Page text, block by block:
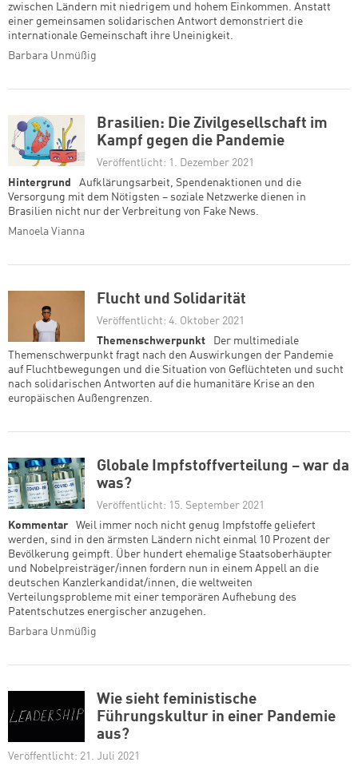
zwischen Ländern mit niedrigem und hohem Einkommen. Anstatt
einer gemeinsamen solidarischen Antwort demonstriert die
internationale Gemeinschaft ihre Uneinigkeit.
Barbara Unmüßig
Brasilien: Die Zivilgesellschaft im
Kampf gegen die Pandemie
Veröffentlicht: 1. Dezember 2021
Hintergrund
Aufklärungsarbeit, Spendenaktionen und die
Versorgung mit dem Nötigsten – soziale Netzwerke dienen in
Brasilien nicht nur der Verbreitung von Fake News.
Manoela Vianna
Flucht und Solidarität
Veröffentlicht: 4. Oktober 2021
Themenschwerpunkt
Der multimediale
Themenschwerpunkt fragt nach den Auswirkungen der Pandemie
auf Fluchtbewegungen und die Situation von Geflüchteten und sucht
nach solidarischen Antworten auf die humanitäre Krise an den
europäischen Außengrenzen.
Globale Impfstoffverteilung – war da
was?
Veröffentlicht: 15. September 2021
Kommentar
Weil immer noch nicht genug Impfstoffe geliefert
werden, sind in den ärmsten Ländern nicht einmal 10 Prozent der
Bevölkerung geimpft. Über hundert ehemalige Staatsoberhäupter
und Nobelpreisträger/innen fordern nun in einem Appell an die
deutschen Kanzlerkandidat/innen, die weltweiten
Verteilungsprobleme mit einer temporären Aufhebung des
Patentschutzes energischer anzugehen.
Barbara Unmüßig
Wie sieht feministische
Führungskultur in einer Pandemie
aus?
Veröffentlicht: 21. Juli 2021